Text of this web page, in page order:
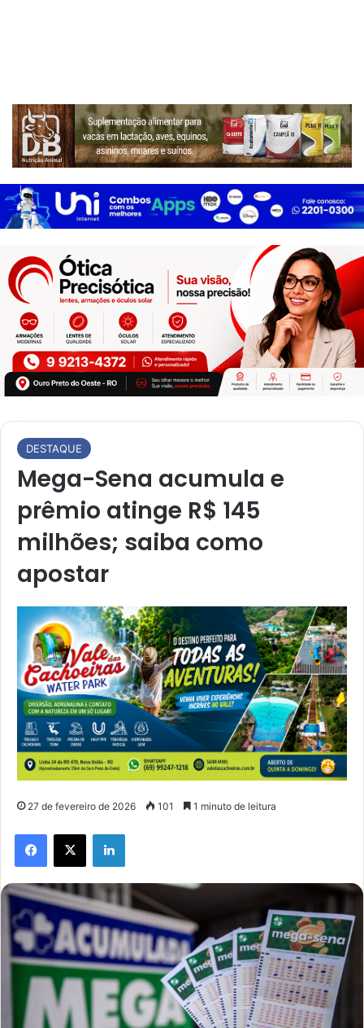
DESTAQUE
Mega-Sena acumula e
prêmio atinge R$ 145
milhões; saiba como
apostar
27 de fevereiro de 2026 101 1 minuto de leitura
Facebook
X Linkedin